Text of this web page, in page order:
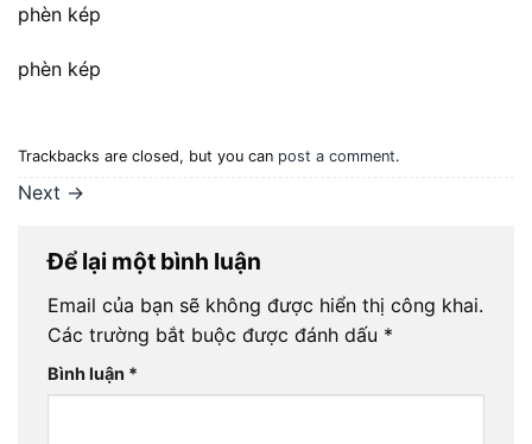
phèn kép
phèn kép
Trackbacks are closed, but you can post a comment.
Next →
Để lại một bình luận
Email của bạn sẽ không được hiển thị công khai.
Các trường bắt buộc được đánh dấu *
Bình luận *